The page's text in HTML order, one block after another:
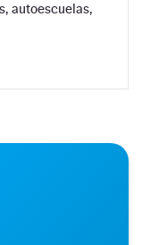
autoescuelas,